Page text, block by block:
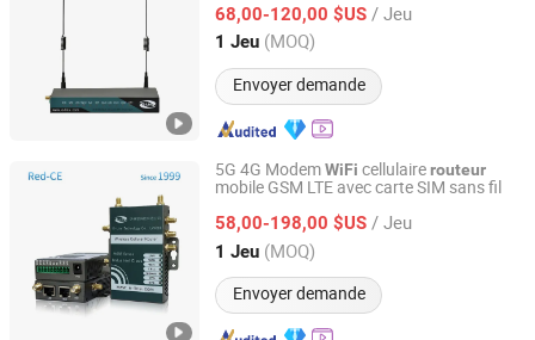
68,00-120,00 $US / Jeu
1 Jeu (MOQ)
Envoyer demande
Guangdong, China Depuis 2008
5G 4G ModemWiFi cellulairerouteur
mobile GSM LTE avec carte SIM sans fil
58,00-198,00 $US / Jeu
1 Jeu (MOQ)
Envoyer demande
Shenzhen E-Lins Communication Co., Limited
Guangdong, China Depuis 2008